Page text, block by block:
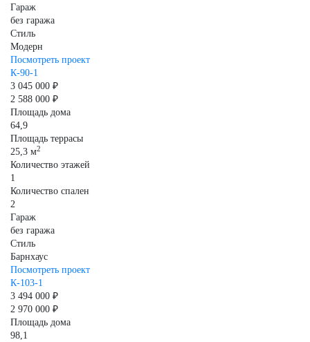
Гараж
без гаража
Стиль
Модерн
Посмотреть проект
К-90-1
3 045 000 ₽
2 588 000 ₽
Площадь дома
64,9
Площадь террасы
25,3 м2
Количество этажей
1
Количество спален
2
Гараж
без гаража
Стиль
Барнхаус
Посмотреть проект
К-103-1
3 494 000 ₽
2 970 000 ₽
Площадь дома
98,1